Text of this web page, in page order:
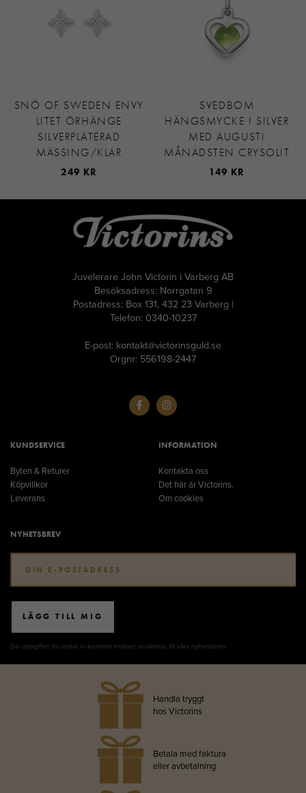
SNÖ OF SWEDEN ENVY
LITET ÖRHÄNGE
SILVERPLÄTERAD
MÄSSING/KLAR
249 KR
SVEDBOM
HÄNGSMYCKE I SILVER
MED AUGUSTI
MÅNADSTEN CRYSOLIT
149 KR
Juvelerare John Victorin i Varberg AB
Besöksadress: Norrgatan 9
Postadress: Box 131, 432 23 Varberg |
Telefon: 0340-10237
E-post: kontakt@victorinsguld.se
Orgnr: 556198-2447
KUNDSERVICE
Byten & Returer
Köpvillkor
Leverans
INFORMATION
Kontakta oss
Det här är Victorins.
Om cookies
NYHETSBREV
LÄGG TILL MIG
De uppgifter du matar in kommer endast användas till våra nyhetsbrev.
Handla tryggt
hos Victorins
Betala med faktura
eller avbetalning